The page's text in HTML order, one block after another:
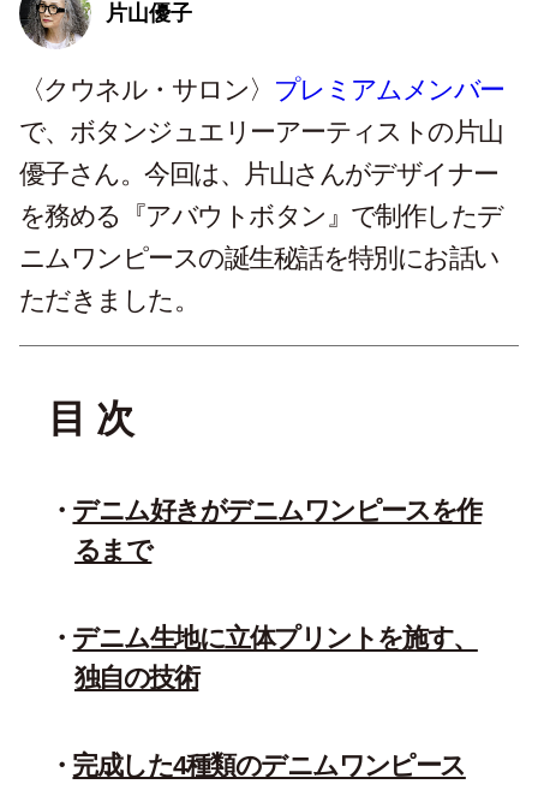
片山優子
〈クウネル・サロン〉 プレミアムメンバー
で、ボタンジュエリーアーティストの片山
優子さん。今回は、片山さんがデザイナー
を務める『アバウトボタン』で制作したデ
ニムワンピースの誕生秘話を特別にお話い
ただきました。
目 次
デニム好きがデニムワンピースを作
るまで
デニム生地に立体プリントを施す、
独自の技術
完成した4種類のデニムワンピース